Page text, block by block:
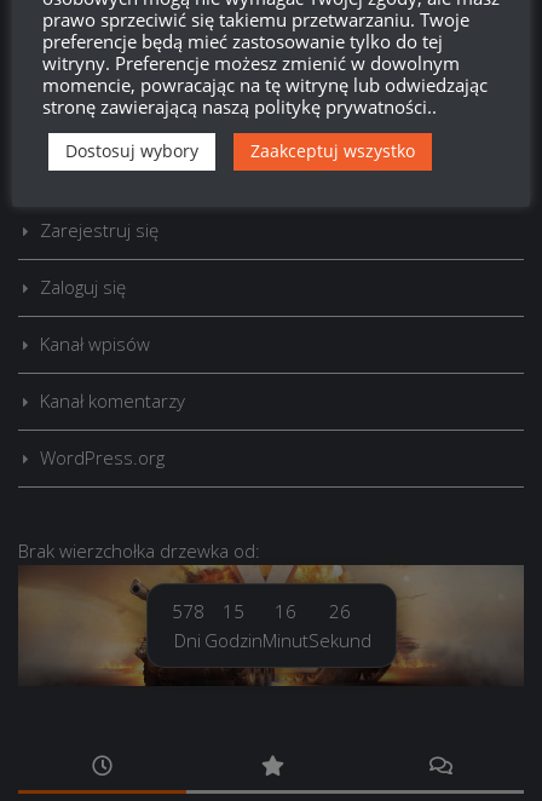
Szukaj:
Zarejestruj się
Zaloguj się
Kanał wpisów
Kanał komentarzy
WordPress.org
Brak wierzchołka drzewka od:
578
Dni
15
Godzin
16
Minut
26
Sekund
prawo sprzeciwić się takiemu przetwarzaniu. Twoje
preferencje będą mieć zastosowanie tylko do tej
witryny. Preferencje możesz zmienić w dowolnym
momencie, powracając na tę witrynę lub odwiedzając
stronę zawierającą naszą politykę prywatności..
Dostosuj wybory Zaakceptuj wszystko